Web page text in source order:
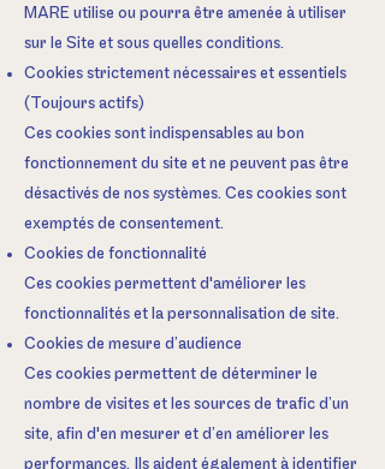
MARE utilise ou pourra être amenée à utiliser
sur le Site et sous quelles conditions.
Cookies strictement nécessaires et essentiels
(Toujours actifs)
Ces cookies sont indispensables au bon
fonctionnement du site et ne peuvent pas être
désactivés de nos systèmes. Ces cookies sont
exemptés de consentement.
Cookies de fonctionnalité
Ces cookies permettent d'améliorer les
fonctionnalités et la personnalisation de site.
Cookies de mesure d’audience
Ces cookies permettent de déterminer le
nombre de visites et les sources de trafic d’un
site, afin d'en mesurer et d’en améliorer les
performances. Ils aident également à identifier